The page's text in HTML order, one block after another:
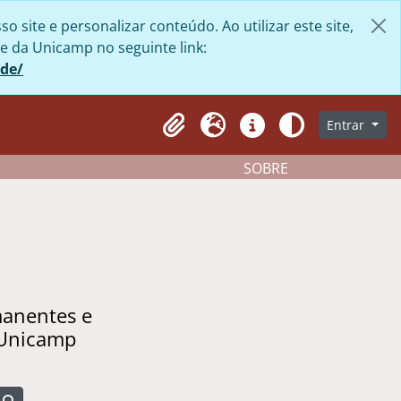
site e personalizar conteúdo. Ao utilizar este site,
da Unicamp no seguinte link:
Clipboard
Idioma AtalhosAparênciaEntrar
SOBRE
e